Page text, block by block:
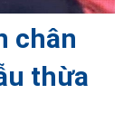
chân
thừa